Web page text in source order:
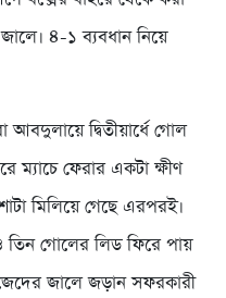
৪-১ ব্যবধান নিয়ে
দ্বিতীয়ার্ধে গোল
ম্যাচে ফেরার একটা ক্ষীণ
মিলিয়ে গেছে এরপরই।
গোলের লিড ফিরে পায়
জালে জড়ান সফরকারী